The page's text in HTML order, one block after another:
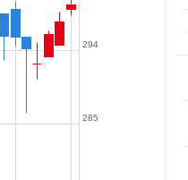
285
294